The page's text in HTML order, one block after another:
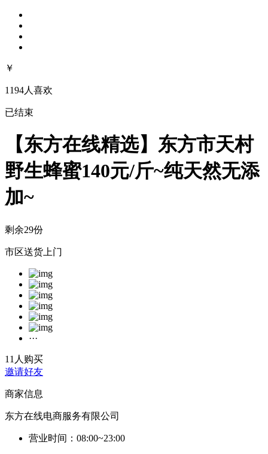
￥
1194人喜欢
已结束
【东方在线精选】东方市天村
野生蜂蜜140元/斤~纯天然无添
加~
剩余29份
市区送货上门
···
11人购买
邀请好友
商家信息
东方在线电商服务有限公司
营业时间：08:00~23:00